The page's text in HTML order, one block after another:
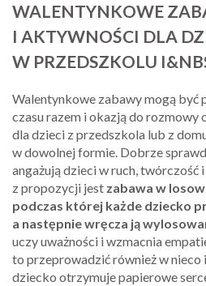
WALENTYNKOWE
I AKTYWNOŚCI DLA
W PRZEDSZKOLU
Walentynkowe zabawy mogą być
czasu razem i okazją do rozmowy
dla dzieci z przedszkola lub z
w dowolnej formie. Dobrze
angażują dzieci w ruch, twórczość i
z propozycji jest zabawa w
podczas której każde dziecko
a następnie wręcza ją
uczy uważności i wzmacnia
to przeprowadzić również w nieco
dziecko otrzymuje papierowe